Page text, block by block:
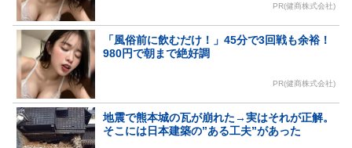
PR(健商株式会社)
「風俗前に飲むだけ！」45分で3回戦も余裕！
980円で朝まで絶好調
PR(健商株式会社)
地震で熊本城の瓦が崩れた→実はそれが正解。
そこには日本建築の”ある工夫”があった